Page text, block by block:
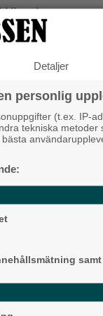
Liberalerna
Vet ej
Topp tre
hyresmodell –
Då börjar tågen
ligger bra i fas”
Ny pastor i
Långared
Senaste
Detaljer
personlig
(t.ex. IP-
tekniska metoder
samt